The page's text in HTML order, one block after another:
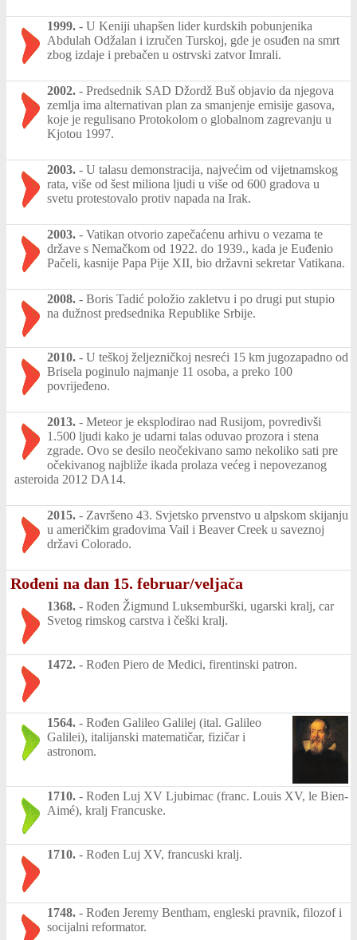
1999. - U Keniji uhapšen lider kurdskih pobunjenika
Abdulah Odžalan i izručen Turskoj, gde je osuđen na smrt
zbog izdaje i prebačen u ostrvski zatvor Imrali.
2002. - Predsednik SAD Džordž Buš objavio da njegova
zemlja ima alternativan plan za smanjenje emisije gasova,
koje je regulisano Protokolom o globalnom zagrevanju u
Kjotou 1997.
2003. - U talasu demonstracija, najvećim od vijetnamskog
rata, više od šest miliona ljudi u više od 600 gradova u
svetu protestovalo protiv napada na Irak.
2003. - Vatikan otvorio zapečaćenu arhivu o vezama te
države s Nemačkom od 1922. do 1939., kada je Euđenio
Pačeli, kasnije Papa Pije XII, bio državni sekretar Vatikana.
2008. - Boris Tadić položio zakletvu i po drugi put stupio
na dužnost predsednika Republike Srbije.
2010. - U teškoj željezničkoj nesreći 15 km jugozapadno od
Brisela poginulo najmanje 11 osoba, a preko 100
povrijeđeno.
2013. - Meteor je eksplodirao nad Rusijom, povredivši
1.500 ljudi kako je udarni talas oduvao prozora i stena
zgrade. Ovo se desilo neočekivano samo nekoliko sati pre
očekivanog najbliže ikada prolaza većeg i nepovezanog
asteroida 2012 DA14.
2015. - Završeno 43. Svjetsko prvenstvo u alpskom skijanju
u američkim gradovima Vail i Beaver Creek u saveznoj
državi Colorado.
Rođeni na dan 15. februar/veljača
1368. - Rođen Žigmund Luksemburški, ugarski kralj, car
Svetog rimskog carstva i češki kralj.
1472. - Rođen Piero de Medici, firentinski patron.
1564. - Rođen Galileo Galilej (ital. Galileo
Galilei), italijanski matematičar, fizičar i
astronom.
1710. - Rođen Luj XV Ljubimac (franc. Louis XV, le Bien-
Aimé), kralj Francuske.
1710. - Rođen Luj XV, francuski kralj.
1748. - Rođen Jeremy Bentham, engleski pravnik, filozof i
socijalni reformator.